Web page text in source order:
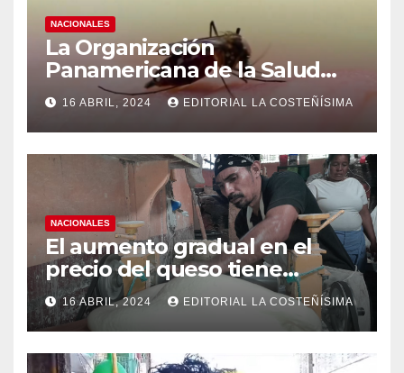
NACIONALES
La Organización
Panamericana de la Salud
(OPS), recomienda reforzar
medidas ante el aumento de
casos de dengue
16 ABRIL, 2024 EDITORIAL LA COSTEÑÍSIMA
NACIONALES
El aumento gradual en el
precio del queso tiene
efectos a las Panaderias
16 ABRIL, 2024 EDITORIAL LA COSTEÑÍSIMA